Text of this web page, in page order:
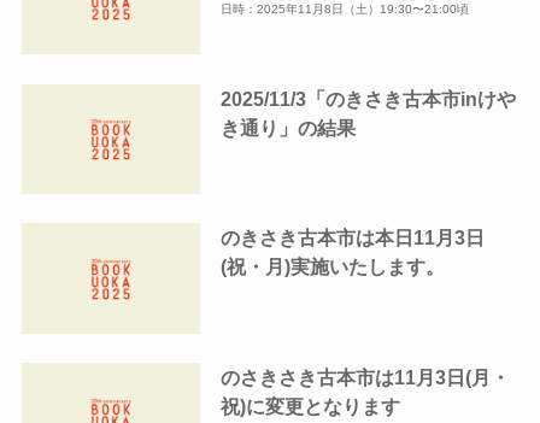
日時：2025年11月8日（土）19:30〜21:00頃
2025/11/3「のきさき古本市inけや
き通り」の結果
のきさき古本市は本日11月3日
(祝・月)実施いたします。
のさきさき古本市は11月3日(月・
祝)に変更となります